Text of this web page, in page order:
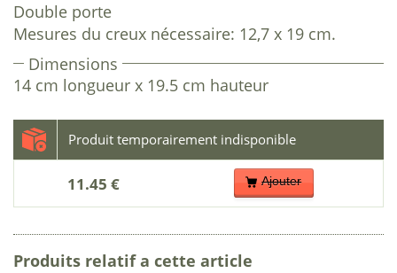
Double porte
Mesures du creux nécessaire: 12,7 x 19 cm.
Dimensions
14 cm longueur x 19.5 cm hauteur
11.45 € Ajouter
Produits relatif a cette article